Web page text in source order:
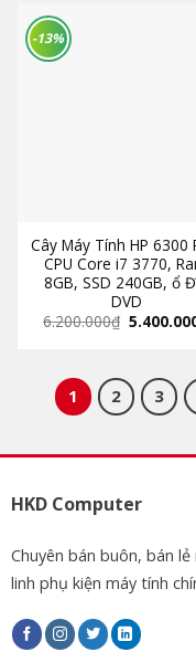
-13%
Cây Máy Tính HP 6300
CPU Core i7 3770,
8GB, SSD 240GB, ổ
DVD
6.200.000₫
1 2 3
HKD Computer
Chuyên bán buôn, bán
linh phụ kiện máy tính